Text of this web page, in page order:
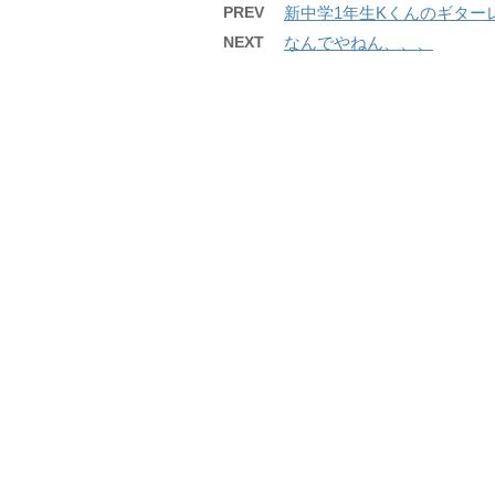
PREV 新中学1年生Kくんのギター
NEXT なんでやねん、、、